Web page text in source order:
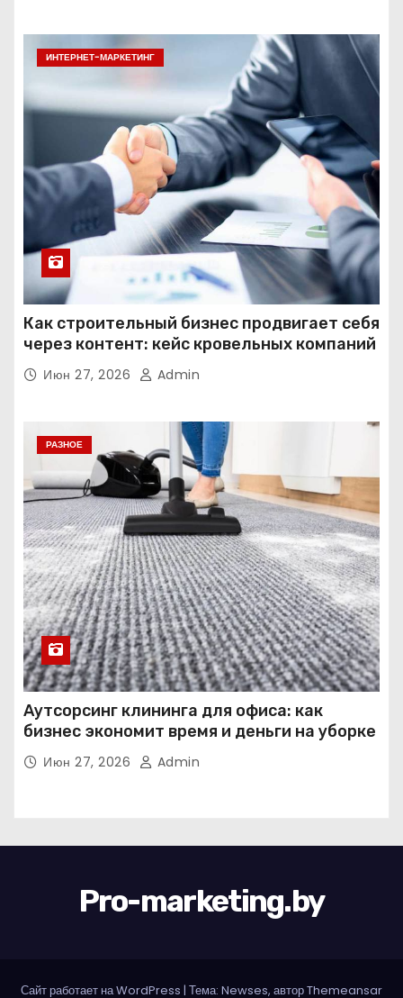
ИНТЕРНЕТ-МАРКЕТИНГ
Как строительный бизнес продвигает себя
через контент: кейс кровельных компаний
Июн 27, 2026 Admin
РАЗНОЕ
Аутсорсинг клининга для офиса: как
бизнес экономит время и деньги на уборке
Июн 27, 2026 Admin
Pro-marketing.by
Сайт работает на WordPress | Тема: Newses, авторThemeansar